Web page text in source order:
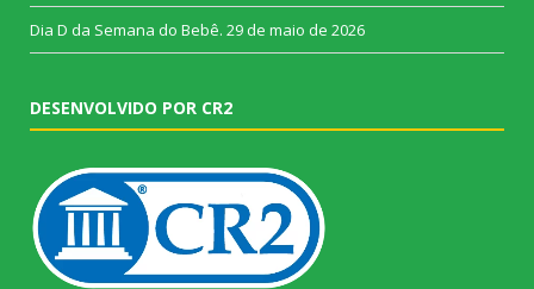
Dia D da Semana do Bebê. 29 de maio de 2026
DESENVOLVIDO POR CR2